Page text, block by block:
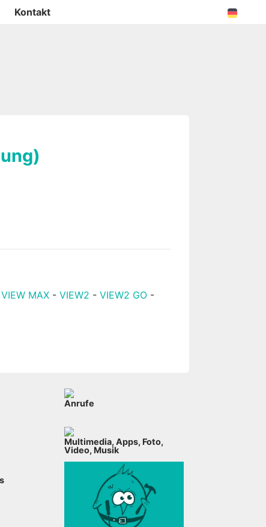
Kontakt
VIEW MAX -VIEW2 -VIEW2 GO -
Anrufe
Multimedia, Apps, Foto,
Video, Musik